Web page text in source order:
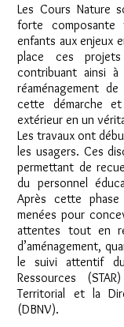
Les Cours Nature
forte composante
enfants aux enjeux
place ces
contribuant ainsi à
réaménagement
cette démarche
extérieur en un
Les travaux ont
les usagers. Ces
permettant de
du personnel
Après cette
menées pour
attentes tout en
d’aménagement,
le suivi attentif du
Ressources
Territorial et la
(DBNV).